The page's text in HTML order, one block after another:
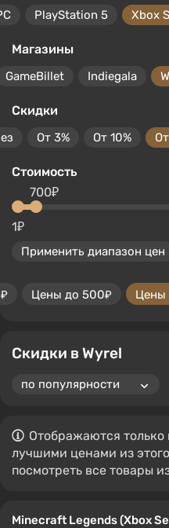
PlayStation 5 Xbox
Магазины
GameBillet Indiegala
Скидки
От 3% От 10%
Стоимость
1₽
700₽
Применить диапазон цен
Цены до 500₽ Цены
Скидки в Wyrel
Отображаются
лучшими ценами из
посмотреть все товары
Minecraft Legends (Xbox